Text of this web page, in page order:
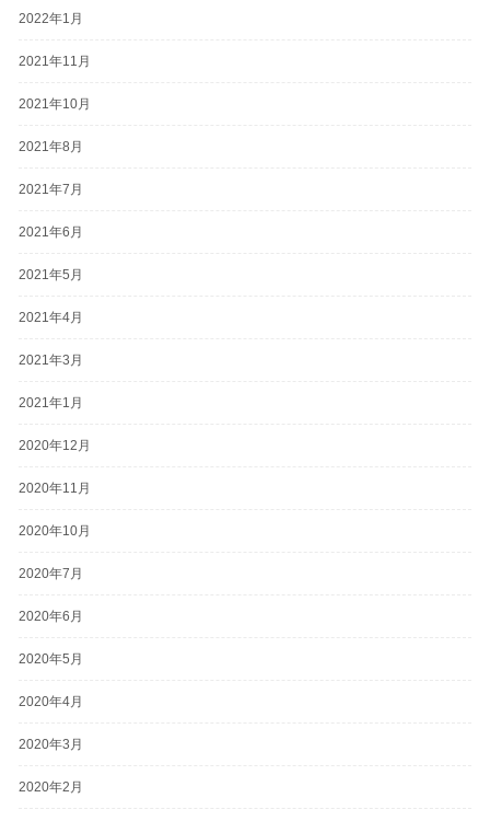
2022年1月
2021年11月
2021年10月
2021年8月
2021年7月
2021年6月
2021年5月
2021年4月
2021年3月
2021年1月
2020年12月
2020年11月
2020年10月
2020年7月
2020年6月
2020年5月
2020年4月
2020年3月
2020年2月